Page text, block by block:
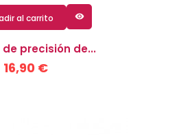
al carrito 
precisión de...
16,90 €